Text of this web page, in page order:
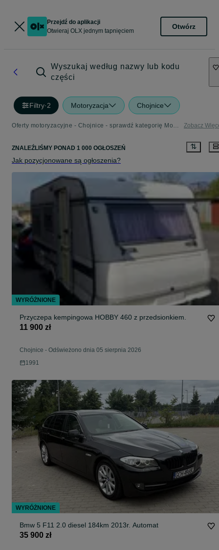
Przejdź do aplikacji
Otwieraj OLX jednym tapnięciem
Otwórz
Wyszukaj według nazwy lub kodu
części
Filtry·2 Motoryzacja Chojnice
Oferty motoryzacyjne - Chojnice - sprawdź kategorię Motoryzacja Zobacz
ZNALEŹLIŚMY PONAD 1 000 OGŁOSZEŃ
Jak pozycjonowane są ogłoszenia?
Przyczepa kempingowa HOBBY 460 z przedsionkiem.
11 900 zł
Chojnice - Odświeżono dnia 05 sierpnia 2026
1991
Bmw 5 F11 2.0 diesel 184km 2013r. Automat
35 900 zł
WYRÓŻNIONE
WYRÓŻNIONE